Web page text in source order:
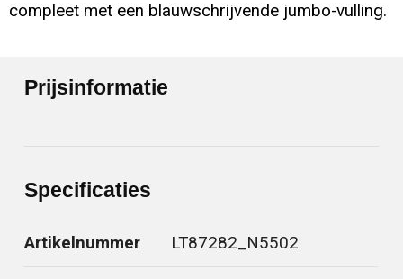
compleet met een blauwschrijvende jumbo-vulling.
Prijsinformatie
Specificaties
Artikelnummer LT87282_N5502